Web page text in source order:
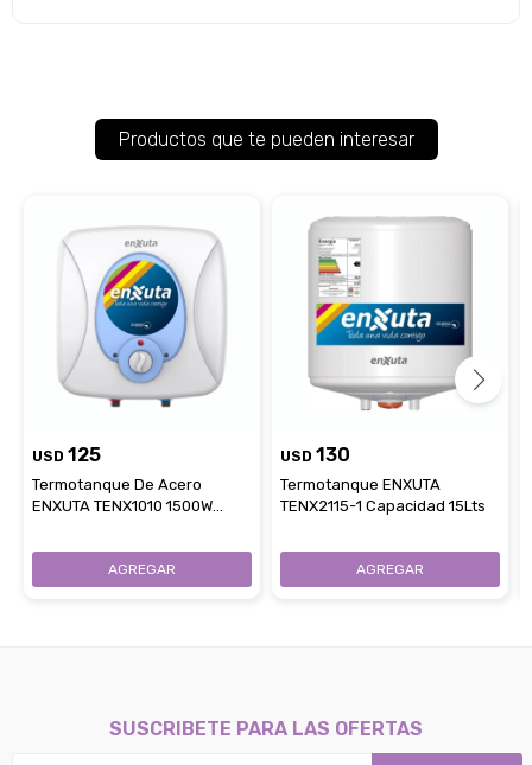
Productos que te pueden interesar
USD 125
Termotanque De Acero
ENXUTA TENX1010 1500W
USD 130
Termotanque ENXUTA
TENX2115-1 Capacidad 15Lts
SUSCRIBETE PARA LAS OFERTAS